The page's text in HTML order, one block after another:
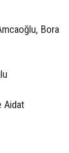
Bora
Aidat